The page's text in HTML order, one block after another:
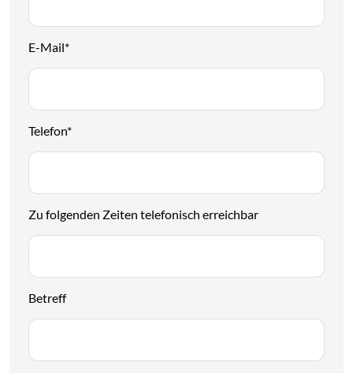
E-Mail*
Telefon*
Zu folgenden Zeiten telefonisch erreichbar
Betreff